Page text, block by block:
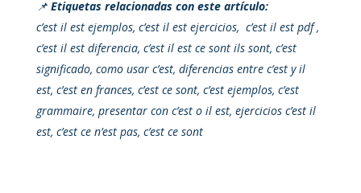
📌 Etiquetas relacionadas con este artículo:
c’est il est ejemplos, c’est il est ejercicios, c’est il est pdf ,
c’est il est diferencia, c’est il est ce sont ils sont, c’est
significado, como usar c’est, diferencias entre c’est y il
est, c’est en frances, c’est ce sont, c’est ejemplos, c’est
grammaire, presentar con c’est o il est, ejercicios c’est il
est, c’est ce n’est pas, c’est ce sont